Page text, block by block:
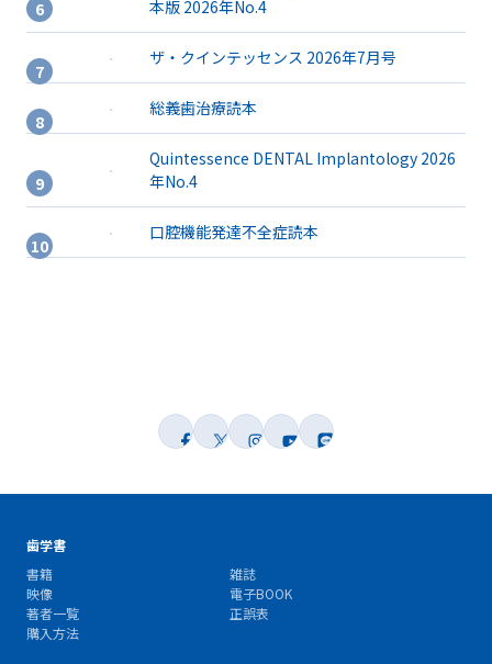
本版 2026年No.4
ザ・クインテッセンス 2026年7月号
総義歯治療読本
Quintessence DENTAL Implantology 2026
年No.4
口腔機能発達不全症読本
歯学書
書籍
雑誌
映像
電子BOOK
著者一覧
正誤表
購入方法